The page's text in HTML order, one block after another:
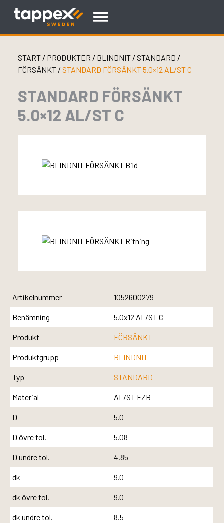
START/ PRODUKTER / BLINDNIT / STANDARD /
FÖRSÄNKT / STANDARD FÖRSÄNKT 5.0×12 AL/ST C
STANDARD FÖRSÄNKT
5.0×12 AL/ST C
Artikelnummer 1052600279
Benämning 5.0x12 AL/ST C
Produkt FÖRSÄNKT
Produktgrupp BLINDNIT
Typ STANDARD
Material AL/ST FZB
D 5.0
D övre tol. 5.08
D undre tol. 4.85
dk 9.0
dk övre tol. 9.0
dk undre tol. 8.5